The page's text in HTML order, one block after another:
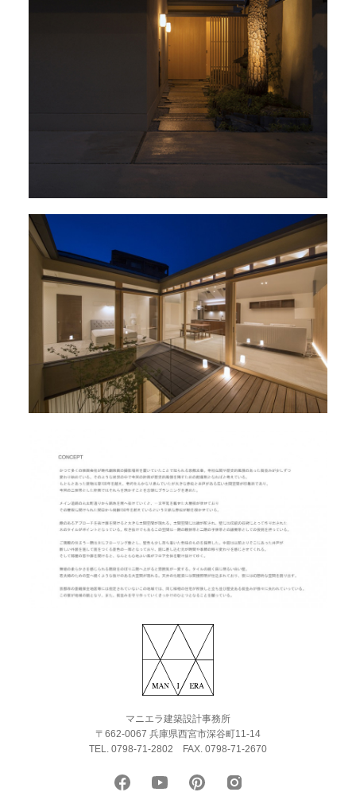
マニエラ建築設計事務所
〒662-0067 兵庫県西宮市深谷町11-14
TEL. 0798-71-2802 FAX. 0798-71-2670